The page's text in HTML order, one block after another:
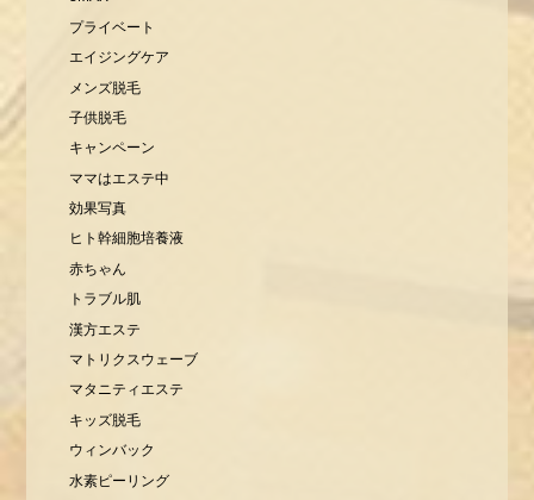
プライベート
エイジングケア
メンズ脱毛
子供脱毛
キャンペーン
ママはエステ中
効果写真
ヒト幹細胞培養液
赤ちゃん
トラブル肌
漢方エステ
マトリクスウェーブ
マタニティエステ
キッズ脱毛
ウィンバック
水素ピーリング